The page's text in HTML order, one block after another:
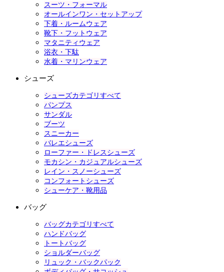
スーツ・フォーマル
オールインワン・セットアップ
下着・ルームウェア
靴下・フットウェア
マタニティウェア
浴衣・下駄
水着・マリンウェア
シューズ
シューズカテゴリすべて
パンプス
サンダル
ブーツ
スニーカー
バレエシューズ
ローファー・ドレスシューズ
モカシン・カジュアルシューズ
レイン・スノーシューズ
コンフォートシューズ
シューケア・靴用品
バッグ
バッグカテゴリすべて
ハンドバッグ
トートバッグ
ショルダーバッグ
リュック・バックパック